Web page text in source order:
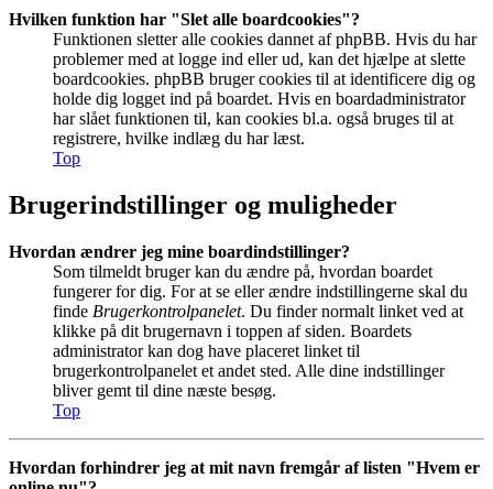
Hvilken funktion har "Slet alle boardcookies"?
Funktionen sletter alle cookies dannet af phpBB. Hvis du har
problemer med at logge ind eller ud, kan det hjælpe at slette
boardcookies. phpBB bruger cookies til at identificere dig og
holde dig logget ind på boardet. Hvis en boardadministrator
har slået funktionen til, kan cookies bl.a. også bruges til at
registrere, hvilke indlæg du har læst.
Top
Brugerindstillinger og muligheder
Hvordan ændrer jeg mine boardindstillinger?
Som tilmeldt bruger kan du ændre på, hvordan boardet
fungerer for dig. For at se eller ændre indstillingerne skal du
finde Brugerkontrolpanelet. Du finder normalt linket ved at
klikke på dit brugernavn i toppen af siden. Boardets
administrator kan dog have placeret linket til
brugerkontrolpanelet et andet sted. Alle dine indstillinger
bliver gemt til dine næste besøg.
Top
Hvordan forhindrer jeg at mit navn fremgår af listen "Hvem er